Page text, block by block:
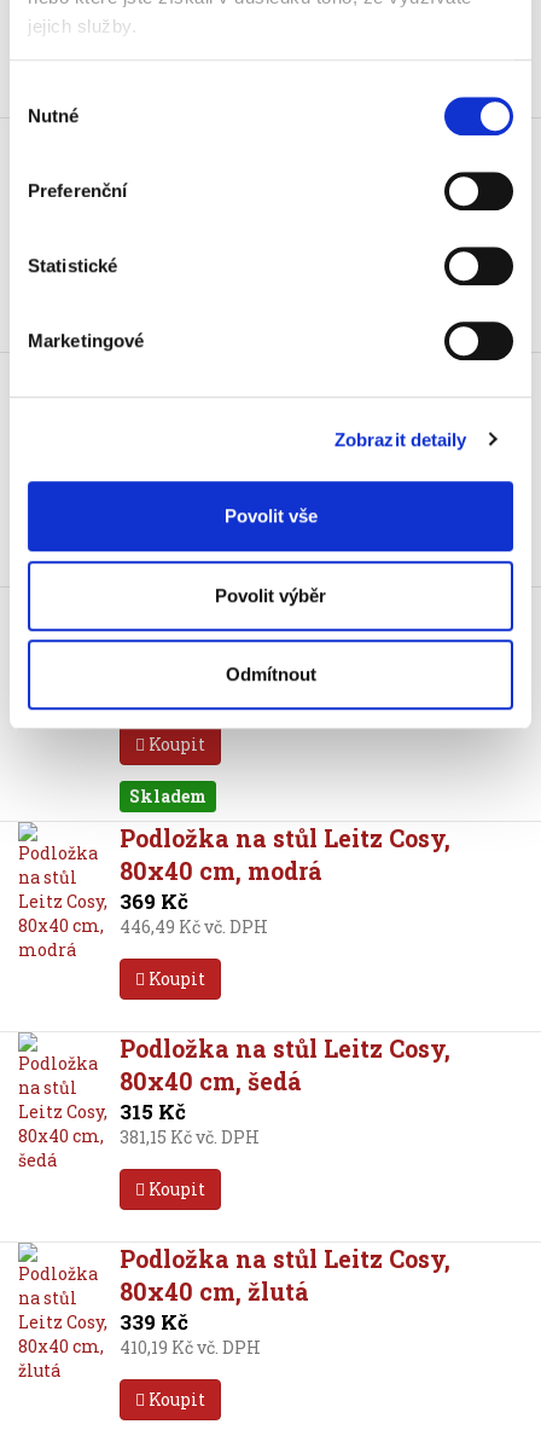
jejich služby.
souhlasu
Nutné
Preferenční
Statistické
Marketingové
Zobrazit detaily
Povolit vše
Povolit výběr
Odmítnout
559 Kč
Skladem
Opěrka zápěstí Leitz Cosy Ergo
k myši, šedá
Skladem
Opěrka zápěstí Leitz Cosy Ergo ke
klávesnici, šedá
Koupit
Skladem
Podložka na stůl Leitz Cosy,
80x40 cm, modrá
369 Kč
446,49 Kč vč. DPH
Koupit
Podložka na stůl Leitz Cosy,
80x40 cm, šedá
315 Kč
381,15 Kč vč. DPH
Koupit
Podložka na stůl Leitz Cosy,
80x40 cm, žlutá
339 Kč
410,19 Kč vč. DPH
Koupit